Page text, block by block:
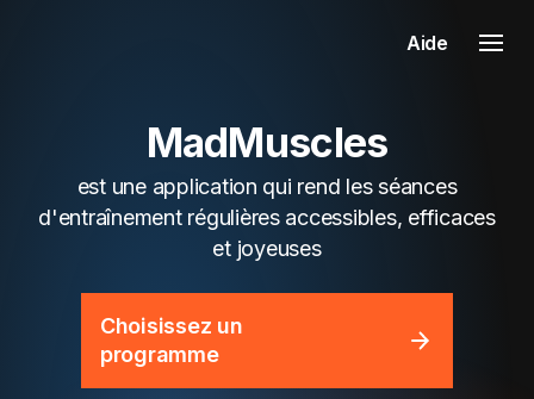
Aide
MadMuscles
est une application qui rend les séances
d'entraînement régulières accessibles, efficaces
et joyeuses
Choisissez un
programme